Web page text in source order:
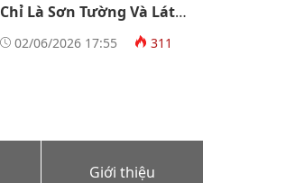
Chỉ Là Sơn Tường Và Lát
Gạch
02/06/2026 17:55 311
Giới thiệu